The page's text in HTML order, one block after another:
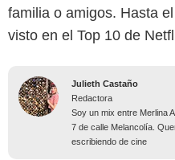
familia o amigos. Hasta
visto en el Top 10 de
Julieth Castaño
Redactora
Soy un mix entre Merlina
7 de calle Melancolía.
escribiendo de cine